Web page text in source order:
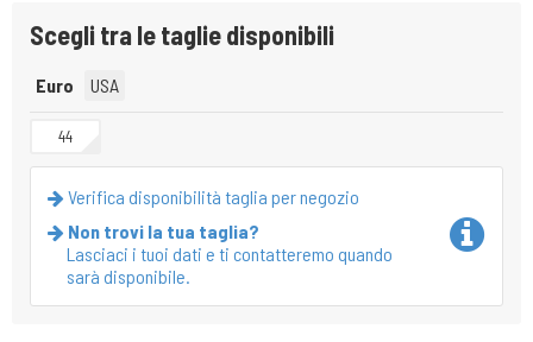
Scegli tra le taglie disponibili
Euro USA
44
Verifica disponibilità taglia per negozio
Non trovi la tua taglia?
Lasciaci i tuoi dati e ti contatteremo quando
sarà disponibile.